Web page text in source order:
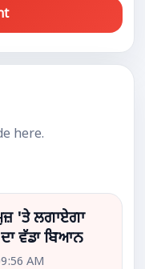
here.
'ਤੇ ਲਗਾਏਗਾ
ਵੱਡਾ ਬਿਆਨ
AM